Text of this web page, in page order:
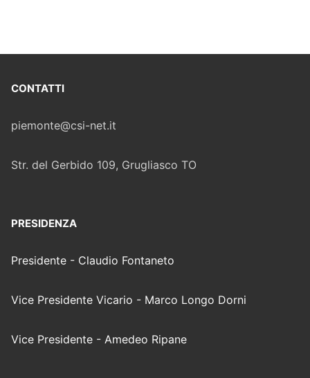
CONTATTI
piemonte@csi-net.it
Str. del Gerbido 109, Grugliasco TO
PRESIDENZA
Presidente - Claudio Fontaneto
Vice Presidente Vicario - Marco Longo Dorni
Vice Presidente - Amedeo Ripane